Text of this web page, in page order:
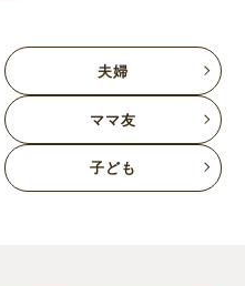
夫婦
ママ友
子ども